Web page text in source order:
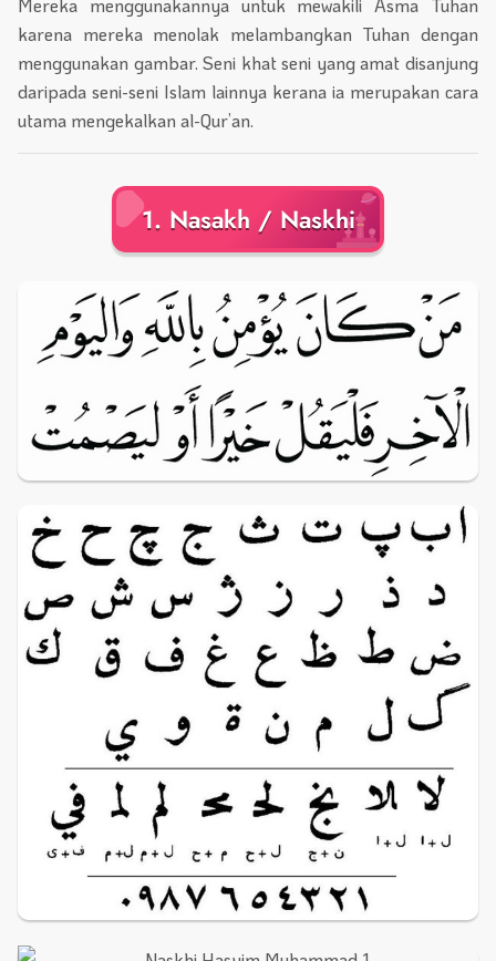
Mereka menggunakannya untuk mewakili Asma Tuhan
karena mereka menolak melambangkan Tuhan dengan
menggunakan gambar. Seni khat seni yang amat disanjung
daripada seni-seni Islam lainnya kerana ia merupakan cara
utama mengekalkan al-Qur’an.
1. Nasakh / Naskhi